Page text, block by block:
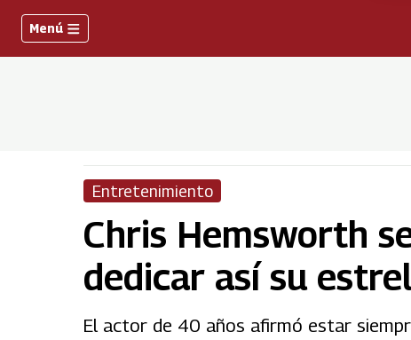
Menú
Entretenimiento
Chris Hemsworth
dedicar así su
El actor de 40 años afirmó estar